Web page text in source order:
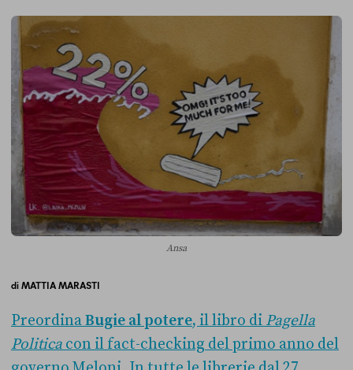
Ansa
diMATTIA MARASTI
PreordinaBugie al potere, il libro di Pagella
Politica con il fact-checking del primo anno del